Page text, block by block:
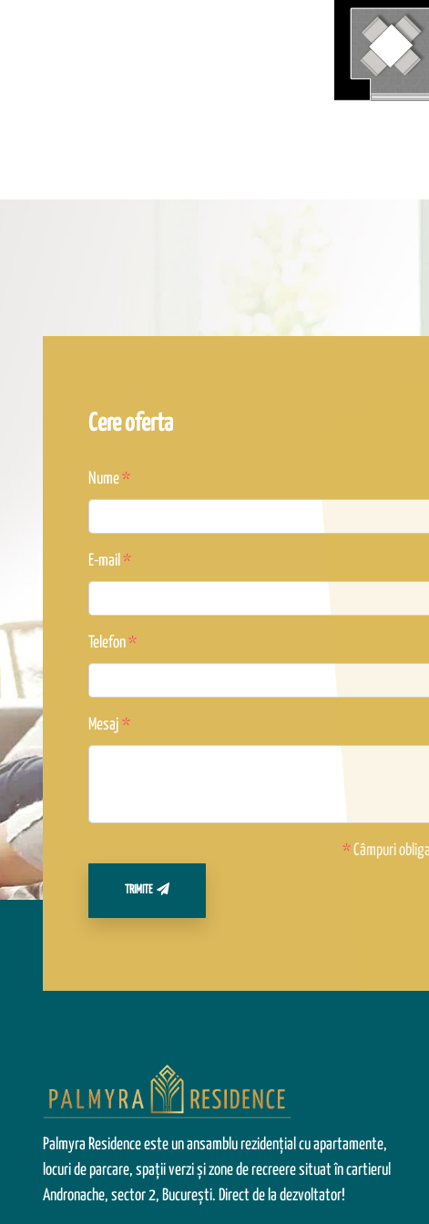
Cere oferta
Nume
E-mail
Telefon
Mesaj
*Câmpuri
TRIMITE
Palmyra Residence este un ansamblu rezidențial cu apartamente,
locuri de parcare, spații verzi și zone de recreere situat în cartierul
Andronache, sector 2, București. Direct de la dezvoltator!